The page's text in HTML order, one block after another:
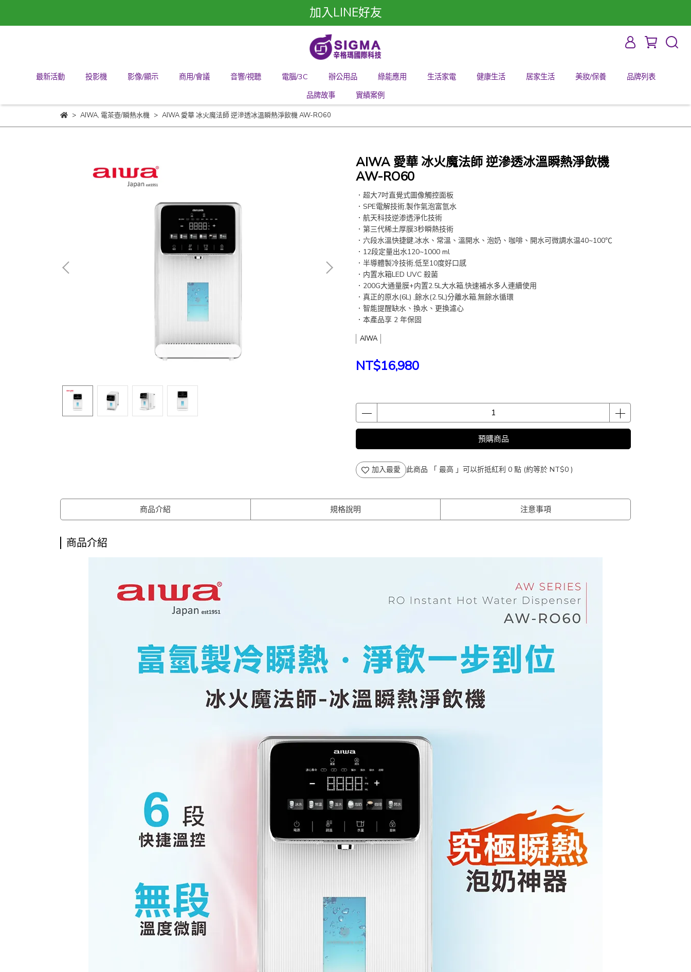
加入LINE好友
最新活動 投影機 影像/顯示 商用/會議 音響/視聽 電腦/3C 辦公用品 綠能應用 生活家電 健康生活 居家生活 美妝/保養
品牌列表
品牌故事
實績案例
AIWA, 電茶壺/瞬熱水機 AIWA 愛華 冰火魔法師 逆滲透冰溫瞬熱淨飲機 AW-RO60
AIWA 愛華 冰火魔法師 逆滲透冰溫瞬熱淨飲機
AW-RO60
．超大7吋直覺式圖像觸控面板
．SPE電解技術,製作氣泡富氫水
．航天科技逆渗透淨化技術
．第三代稀土厚膜3秒瞬熱技術
．六段水溫快捷鍵,冰水、常溫、溫開水、泡奶、咖啡、開水可微調水温40~100℃
．12段定量出水120~1000 ml
．半導體製冷技術,低至10度好口感
．内置水箱LED UVC 殺菌
．200G大通量膜+内置2.5L大水箱,快速補水多人連續使用
．真正的原水(6L) ,餘水(2.5L)分離水箱,無餘水循環
．智能提醒缺水、換水、更換濾心
．本產品享 2 年保固
AIWA
NT$16,980
預購商品
加入最愛 此商品 「 最高 」可以折抵紅利 0 點 (約等於 NT$0 )
商品介紹 規格說明 注意事項
商品介紹